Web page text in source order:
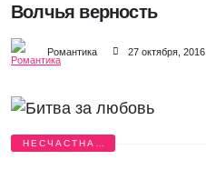
Волчья верность
Романтика 27 октября, 2016
НЕСЧАСТНАЯ